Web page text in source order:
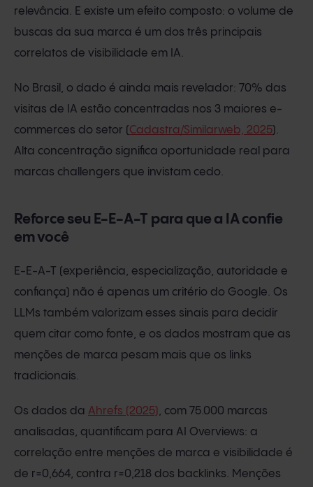
relevância. E existe um efeito composto: o volume de
buscas da sua marca é um dos três principais
correlatos de visibilidade em IA.
No Brasil, o dado é ainda mais revelador: 70% das
visitas de IA estão concentradas nos 3 maiores e-
commerces do setor (Cadastra/Similarweb, 2025).
Alta concentração significa oportunidade real para
marcas challengers que invistam cedo.
Reforce seu E-E-A-T para que a IA confie
em você
E-E-A-T (experiência, especialização, autoridade e
confiança) não é apenas um critério do Google. Os
LLMs também valorizam esses sinais para decidir
quem citar como fonte, e os dados mostram que as
menções de marca pesam mais que os links
tradicionais.
Os dados da Ahrefs (2025) , com 75.000 marcas
analisadas, quantificam para AI Overviews: a
correlação entre menções de marca e visibilidade é
de r=0,664, contra r=0,218 dos backlinks. Menções